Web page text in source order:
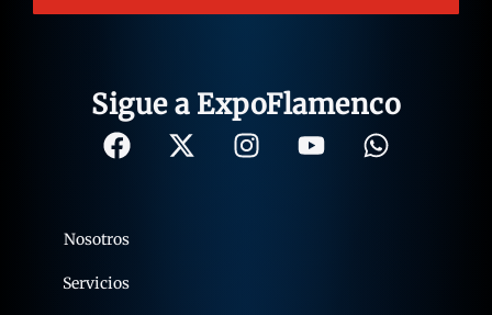
Sigue a ExpoFlamenco
Nosotros
Servicios